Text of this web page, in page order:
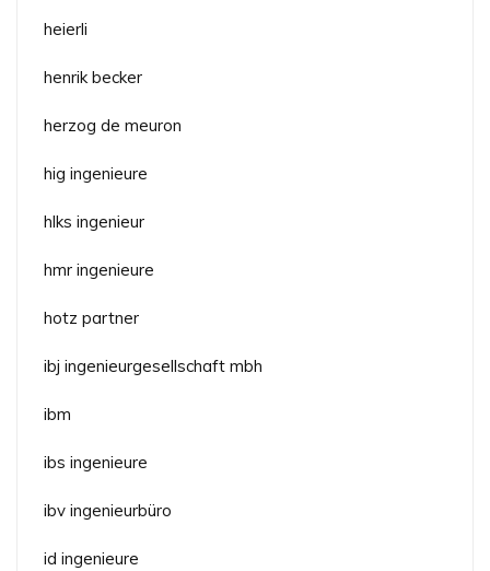
heierli
henrik becker
herzog de meuron
hig ingenieure
hlks ingenieur
hmr ingenieure
hotz partner
ibj ingenieurgesellschaft mbh
ibm
ibs ingenieure
ibv ingenieurbüro
id ingenieure